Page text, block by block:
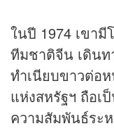
ในปี 1974 เขา
ทีมชาติจีน เดินท
ทำเนียบขาวต่อ
แห่งสหรัฐฯ ถือเ
ความสัมพันธ์ระ